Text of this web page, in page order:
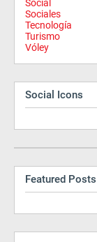
Social
Sociales
Tecnología
Turismo
Vóley
Social Icons
Featured Posts